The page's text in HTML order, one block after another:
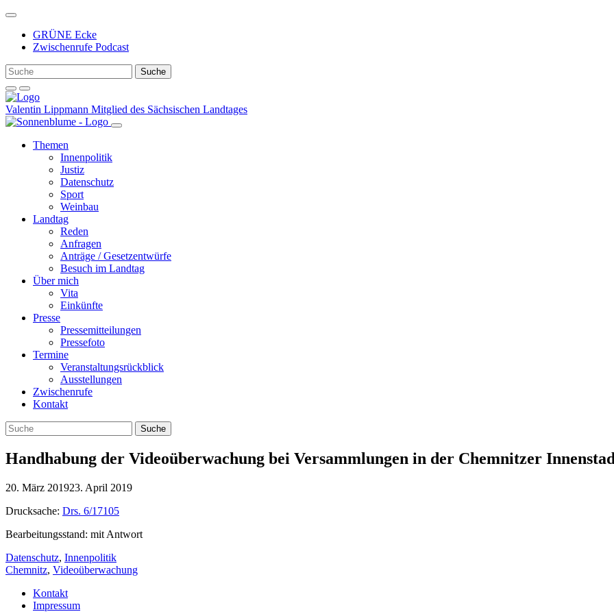
Weiter
Inhalt
GRÜNE Ecke
Zwischenrufe Podcast
Valentin Lippmann Mitglied des Sächsischen Landtages
Themen
Innenpolitik
Justiz
Datenschutz
Sport
Weinbau
Landtag
Reden
Anfragen
Anträge / Gesetzentwürfe
Besuch im Landtag
Über mich
Vita
Einkünfte
Presse
Pressemitteilungen
Pressefoto
Termine
Veranstaltungsrückblick
Ausstellungen
Zwischenrufe
Kontakt
Handhabung der Videoüberwachung bei Versammlungen in der Chemnitzer
20. März 201923. April 2019
Drucksache: Drs. 6/17105
Bearbeitungsstand: mit Antwort
Datenschutz, Innenpolitik
Chemnitz, Videoüberwachung
Kontakt
Impressum